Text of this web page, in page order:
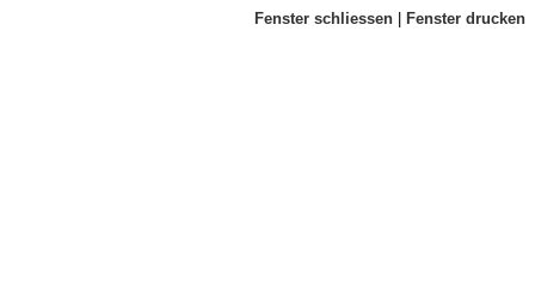
Fenster schliessen Fenster drucken